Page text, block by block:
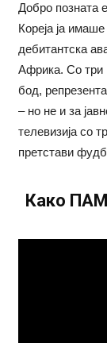
Добро позната
Кореја ја
дебитантска
Африка. Со три
бод,
– но не и за
телевизија со
претстави
Како